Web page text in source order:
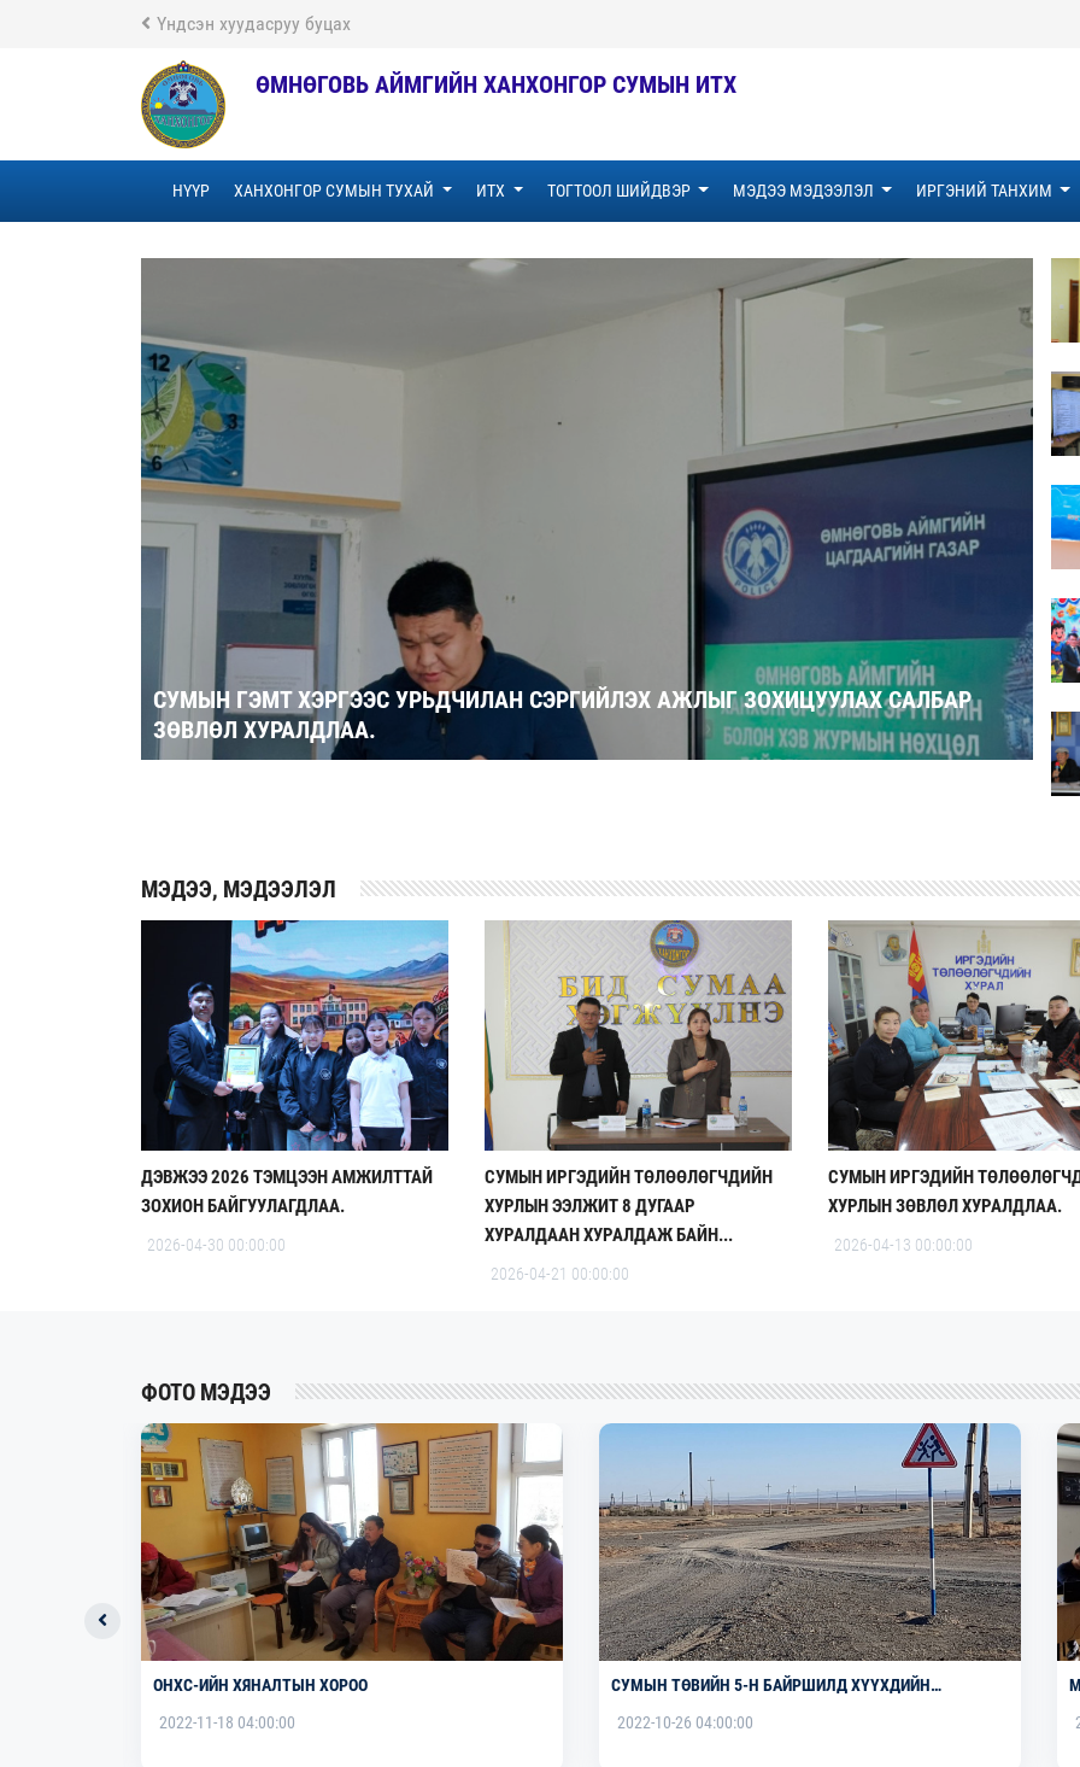
Үндсэн хуудасруу буцах
ӨМНӨГОВЬ АЙМГИЙН ХАНХОНГОР СУМЫН ИТХ
НҮҮР ХАНХОНГОР СУМЫН ТУХАЙ ИТХ ТОГТООЛ ШИЙДВЭР МЭДЭЭ МЭДЭЭЛЭЛ ИРГЭНИЙ ТАНХИМ
СУМЫН ГЭМТ ХЭРГЭЭС УРЬДЧИЛАН СЭРГИЙЛЭХ АЖЛЫГ ЗОХИЦУУЛАХ САЛБАР
ЗӨВЛӨЛ ХУРАЛДЛАА.
MЭДЭЭ, МЭДЭЭЛЭЛ
ДЭВЖЭЭ 2026 ТЭМЦЭЭН АМЖИЛТТАЙ
ЗОХИОН БАЙГУУЛАГДЛАА.
2026-04-30 00:00:00
СУМЫН ИРГЭДИЙН ТӨЛӨӨЛӨГЧДИЙН
ХУРЛЫН ЭЭЛЖИТ 8 ДУГААР
ХУРАЛДААН ХУРАЛДАЖ БАЙН...
2026-04-21 00:00:00
СУМЫН ИРГЭДИЙН
ХУРЛЫН ЗӨВЛӨЛ ХУРАЛДЛАА.
2026-04-13 00:00:00
ФОТО МЭДЭЭ
ОНХС-ИЙН ХЯНАЛТЫН ХОРОО
2022-11-18 04:00:00
СУМЫН ТӨВИЙН 5-Н БАЙРШИЛД ХҮҮХДИЙН
2022-10-26 04:00:00